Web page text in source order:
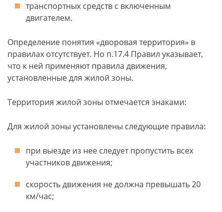
транспортных средств с включенным
двигателем.
Определение понятия «дворовая территория» в
правилах отсутствует. Но п.17.4 Правил указывает,
что к ней применяют правила движения,
установленные для жилой зоны.
Территория жилой зоны отмечается знаками:
Для жилой зоны установлены следующие правила:
при выезде из нее следует пропустить всех
участников движения;
скорость движения не должна превышать 20
км/час;